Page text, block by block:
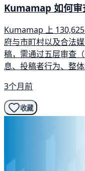
Kumamap 如何审
Kumamap 上
府与市町村以及合法
稿，需通过五层审查
息、投稿者行为、整
3个月前
收藏